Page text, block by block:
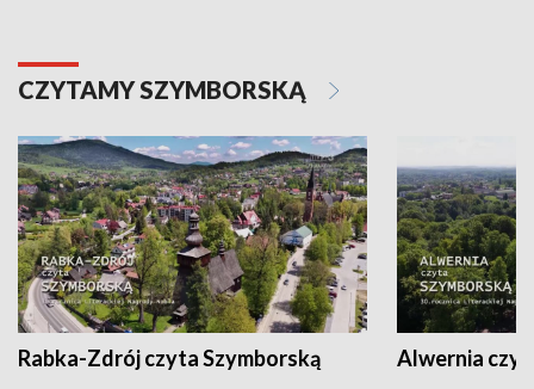
CZYTAMY SZYMBORSKĄ
Rabka-Zdrój czyta Szymborską Alwernia